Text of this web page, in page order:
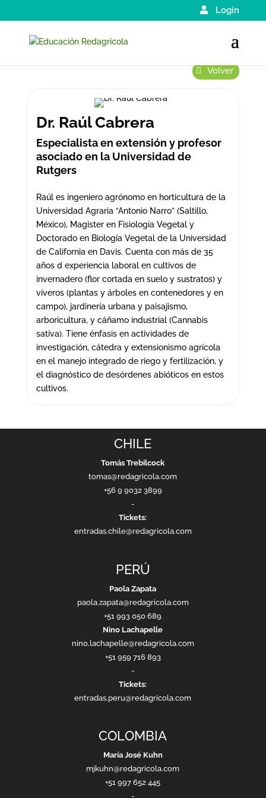
Login
Volver
Dr. Raúl Cabrera
Especialista en extensión y profesor
asociado en la Universidad de
Rutgers
Raúl es ingeniero agrónomo en horticultura de la
Universidad Agraria “Antonio Narro” (Saltillo,
México), Magister en Fisiología Vegetal y
Doctorado en Biología Vegetal de la Universidad
de California en Davis. Cuenta con más de 35
años d experiencia laboral en cultivos de
invernadero (flor cortada en suelo y sustratos) y
viveros (plantas y árboles en contenedores y en
campo), jardinería urbana y paisajismo,
arboricultura, y cáñamo industrial (Cannabis
sativa). Tiene énfasis en actividades de
investigación, cátedra y extensionismo agrícola
en el manejo integrado de riego y fertilización, y
el diagnóstico de desórdenes abióticos en estos
cultivos.
CHILE
Tomás Trebilcock
tomas@redagricola.com
+56 9 9032 3899
-
Tickets:
entradas.chile@redagricola.com
PERÚ
Paola Zapata
paola.zapata@redagricola.com
+51 993 050 689
Nino Lachapelle
nino.lachapelle@redagricola.com
+51 959 716 893
-
Tickets:
entradas.peru@redagricola.com
COLOMBIA
María José Kuhn
mjkuhn@redagricola.com
+51 997 652 445
-